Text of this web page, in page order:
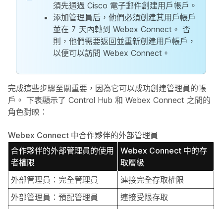
須先通過 Cisco 電子郵件創建用戶帳戶。
添加管理員后，他們必須創建其用戶帳戶
並在 7 天內轉到 Webex Connect。 否
則，他們需要返回並重新創建用戶帳戶，
以便可以訪問 Webex Connect。
完成這些步驟至關重要，因為它可以成功創建管理員的帳
戶。 下表顯示了 Control Hub 和 Webex Connect 之間的
角色對映：
Webex Connect 中合作夥伴的外部管理員
合作夥伴的外部管理員的使用
者權限
Webex Connect 中的存
取層級
外部管理員：完全管理員
連接完全存取權限
外部管理員：預配管理員
連接受限存取